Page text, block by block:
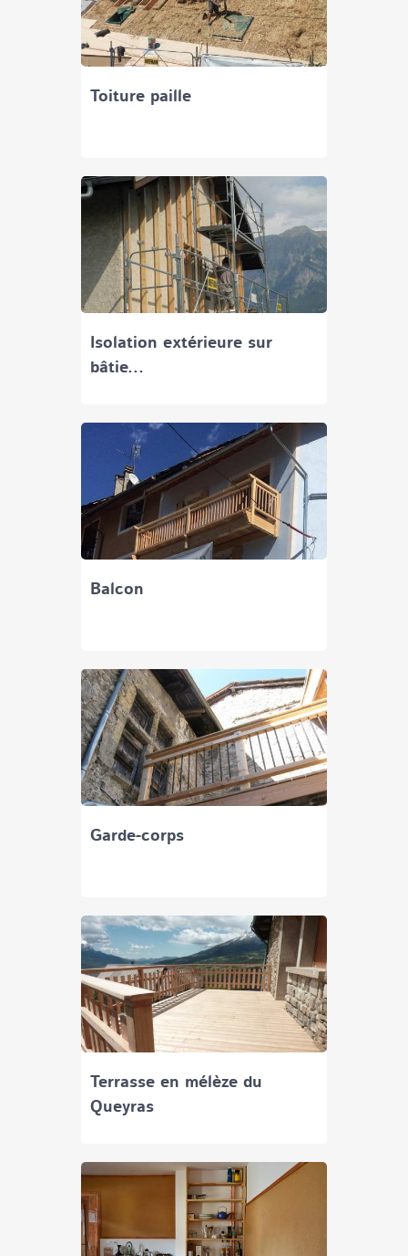
Toiture paille
Isolation extérieure sur
bâtie...
Balcon
Garde-corps
Terrasse en mélèze du
Queyras